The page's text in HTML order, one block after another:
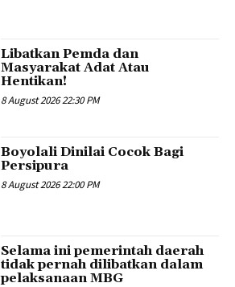
Libatkan Pemda dan
Masyarakat Adat Atau
Hentikan!
8 August 2026 22:30 PM
Boyolali Dinilai Cocok Bagi
Persipura
8 August 2026 22:00 PM
Selama ini pemerintah daerah
tidak pernah dilibatkan dalam
pelaksanaan MBG